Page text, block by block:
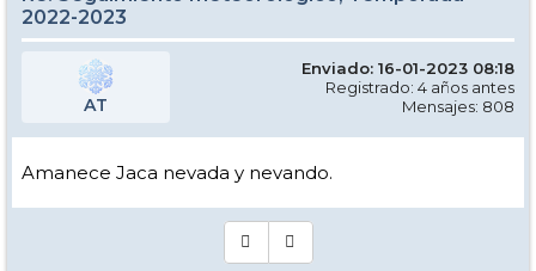
2022-2023
AT
Enviado: 16-01-2023 08:18
Registrado: 4 años antes
Mensajes: 808
Amanece Jaca nevada y nevando.